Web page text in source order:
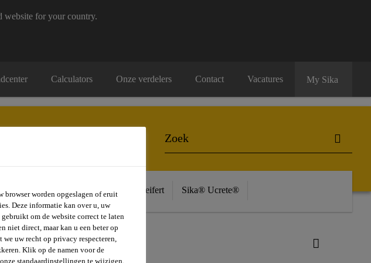
website for your country.
Calculators Onze verdelers Contact Vacatures My Sika
Knowledge Center Carrière Seifert Sika® Ucrete®
SikaEmaco® S 5440 RS
browser worden opgeslagen of eruit
Deze informatie kan over u, uw
om de website correct te laten
niet direct, maar kan u een beter op
uw recht op privacy respecteren,
Klik op de namen voor de
standaardinstellingen te wijzigen.